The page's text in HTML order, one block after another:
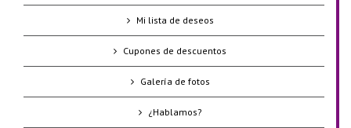
Mi lista de deseos
Cupones de descuentos
Galería de fotos
¿Hablamos?